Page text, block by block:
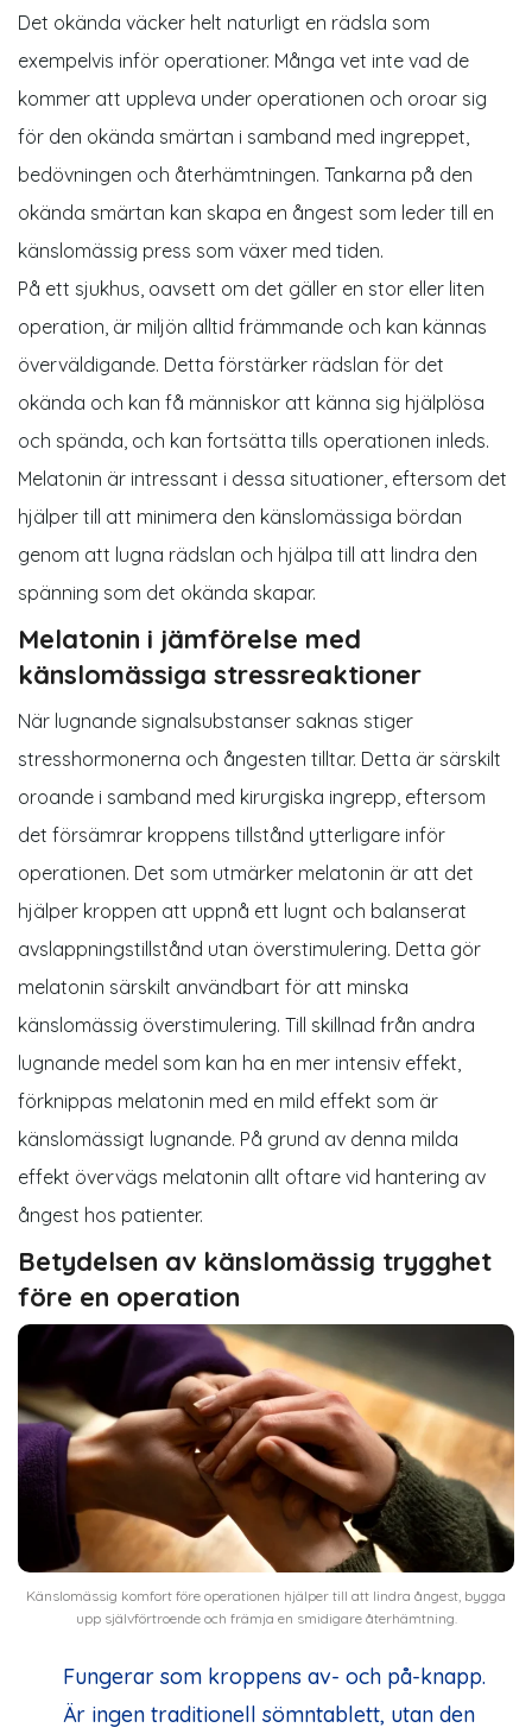
Det okända väcker helt naturligt en rädsla som
exempelvis inför operationer. Många vet inte vad de
kommer att uppleva under operationen och oroar sig
för den okända smärtan i samband med ingreppet,
bedövningen och återhämtningen. Tankarna på den
okända smärtan kan skapa en ångest som leder till en
känslomässig press som växer med tiden.
På ett sjukhus, oavsett om det gäller en stor eller liten
operation, är miljön alltid främmande och kan kännas
överväldigande. Detta förstärker rädslan för det
okända och kan få människor att känna sig hjälplösa
och spända, och kan fortsätta tills operationen inleds.
Melatonin är intressant i dessa situationer, eftersom det
hjälper till att minimera den känslomässiga bördan
genom att lugna rädslan och hjälpa till att lindra den
spänning som det okända skapar.
Melatonin i jämförelse med
känslomässiga stressreaktioner
När lugnande signalsubstanser saknas stiger
stresshormonerna och ångesten tilltar. Detta är särskilt
oroande i samband med kirurgiska ingrepp, eftersom
det försämrar kroppens tillstånd ytterligare inför
operationen. Det som utmärker melatonin är att det
hjälper kroppen att uppnå ett lugnt och balanserat
avslappningstillstånd utan överstimulering. Detta gör
melatonin särskilt användbart för att minska
känslomässig överstimulering. Till skillnad från andra
lugnande medel som kan ha en mer intensiv effekt,
förknippas melatonin med en mild effekt som är
känslomässigt lugnande. På grund av denna milda
effekt övervägs melatonin allt oftare vid hantering av
ångest hos patienter.
Betydelsen av känslomässig trygghet
före en operation
Känslomässig komfort före operationen hjälper till att lindra ångest, bygga
upp självförtroende och främja en smidigare återhämtning.
Fungerar som kroppens av- och på-knapp.
Är ingen traditionell sömntablett, utan den